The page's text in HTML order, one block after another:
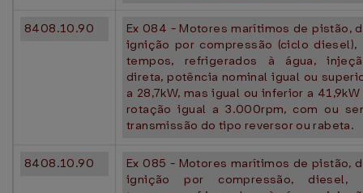
8408.10.90
Ex 084 - Motores marítimos de pistão,
ignição por compressão (ciclo diesel),
tempos, refrigerados à água,
direta, potência nominal igual ou
a 28,7kW, mas igual ou inferior a 41,9kW
rotação igual a 3.000rpm, com ou
transmissão do tipo reversor ou rabeta.
8408.10.90
Ex 085 - Motores marítimos de pistão,
ignição por compressão, diesel,